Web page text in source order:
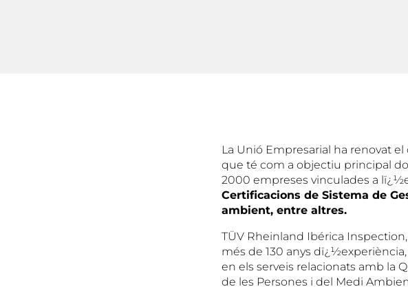
La Unió Empresarial ha renovat
que té com a objectiu principal
2000 empreses vinculades a
Certificacions de Sistema de
ambient, entre altres.
TÜV Rheinland Ibérica
més de 130 anys
en els serveis relacionats amb la
de les Persones i del Medi